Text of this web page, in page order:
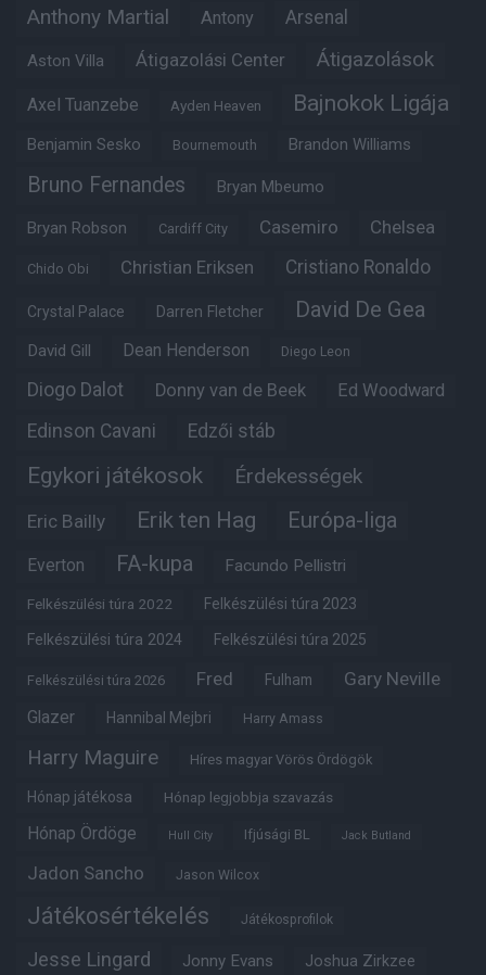
Anthony Martial Antony Arsenal
Aston Villa Átigazolási Center Átigazolások
Axel Tuanzebe Ayden Heaven Bajnokok Ligája
Benjamin Sesko Bournemouth Brandon Williams
Bruno Fernandes Bryan Mbeumo
Bryan Robson Cardiff City Casemiro Chelsea
Chido Obi Christian Eriksen Cristiano Ronaldo
Crystal Palace Darren Fletcher David De Gea
David Gill Dean Henderson Diego Leon
Diogo Dalot Donny van de Beek Ed Woodward
Edinson Cavani Edzői stáb
Egykori játékosok Érdekességek
Eric Bailly Erik ten Hag Európa-liga
Everton FA-kupa Facundo Pellistri
Felkészülési túra 2022 Felkészülési túra 2023
Felkészülési túra 2024 Felkészülési túra 2025
Felkészülési túra 2026 Fred Fulham Gary Neville
Glazer Hannibal Mejbri Harry Amass
Harry Maguire Híres magyar Vörös Ördögök
Hónap játékosa Hónap legjobbja szavazás
Hónap Ördöge Hull City Ifjúsági BL Jack Butland
Jadon Sancho Jason Wilcox
Játékosértékelés Játékosprofilok
Jesse Lingard Jonny Evans Joshua Zirkzee